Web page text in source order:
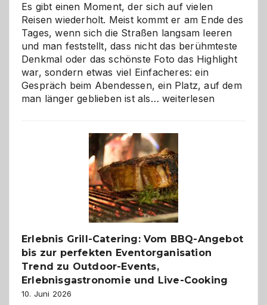
Es gibt einen Moment, der sich auf vielen
Reisen wiederholt. Meist kommt er am Ende des
Tages, wenn sich die Straßen langsam leeren
und man feststellt, dass nicht das berühmteste
Denkmal oder das schönste Foto das Highlight
war, sondern etwas viel Einfacheres: ein
Gespräch beim Abendessen, ein Platz, auf dem
man länger geblieben ist als… Als
–
die
Gelegenheit,
neue
Reiseziele
zu
entdecken
weiterlesen
Erlebnis Grill-Catering: Vom BBQ-Angebot
bis zur perfekten Eventorganisation
Trend zu Outdoor-Events,
Erlebnisgastronomie und Live-Cooking
10. Juni 2026